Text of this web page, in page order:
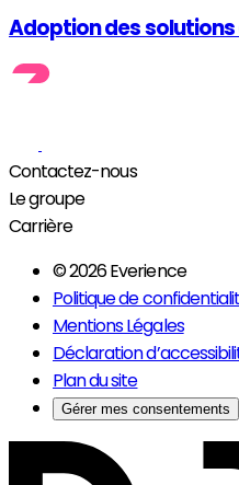
Adoption des
Contactez-nous
Le groupe
Carrière
© 2026 Everience
Politique de
Mentions Légales
Déclaration
Plan du site
Gérer mes consentements